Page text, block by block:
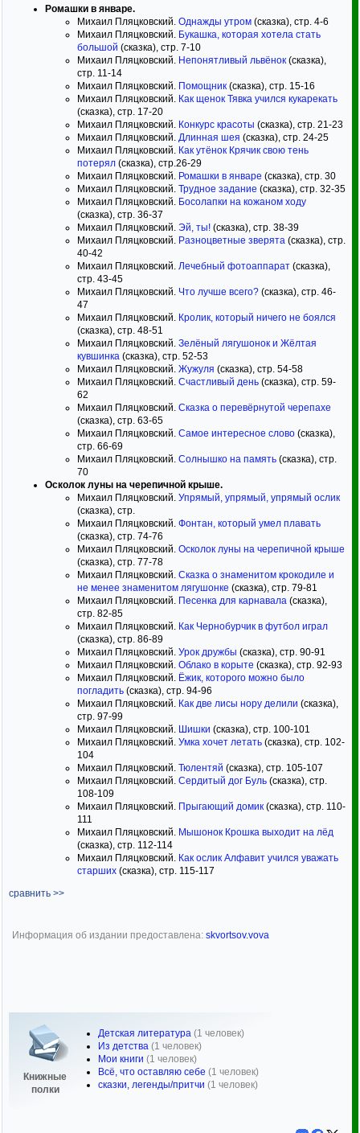
Ромашки в январе.
Михаил Пляцковский. Однажды утром (сказка), стр. 4-6
Михаил Пляцковский. Букашка, которая хотела стать
большой (сказка), стр. 7-10
Михаил Пляцковский. Непонятливый львёнок (сказка),
стр. 11-14
Михаил Пляцковский. Помощник (сказка), стр. 15-16
Михаил Пляцковский. Как щенок Тявка учился кукарекать
(сказка), стр. 17-20
Михаил Пляцковский. Конкурс красоты (сказка), стр. 21-23
Михаил Пляцковский. Длинная шея (сказка), стр. 24-25
Михаил Пляцковский. Как утёнок Крячик свою тень
потерял (сказка), стр.26-29
Михаил Пляцковский. Ромашки в январе (сказка), стр. 30
Михаил Пляцковский. Трудное задание (сказка), стр. 32-35
Михаил Пляцковский. Босолапки на кожаном ходу
(сказка), стр. 36-37
Михаил Пляцковский. Эй, ты! (сказка), стр. 38-39
Михаил Пляцковский. Разноцветные зверята (сказка), стр.
40-42
Михаил Пляцковский. Лечебный фотоаппарат (сказка),
стр. 43-45
Михаил Пляцковский. Что лучше всего? (сказка), стр. 46-
47
Михаил Пляцковский. Кролик, который ничего не боялся
(сказка), стр. 48-51
Михаил Пляцковский. Зелёный лягушонок и Жёлтая
кувшинка (сказка), стр. 52-53
Михаил Пляцковский. Жужуля (сказка), стр. 54-58
Михаил Пляцковский. Счастливый день (сказка), стр. 59-
62
Михаил Пляцковский. Сказка о перевёрнутой черепахе
(сказка), стр. 63-65
Михаил Пляцковский. Самое интересное слово (сказка),
стр. 66-69
Михаил Пляцковский. Солнышко на память (сказка), стр.
70
Осколок луны на черепичной крыше.
Михаил Пляцковский. Упрямый, упрямый, упрямый ослик
(сказка), стр.
Михаил Пляцковский. Фонтан, который умел плавать
(сказка), стр. 74-76
Михаил Пляцковский. Осколок луны на черепичной крыше
(сказка), стр. 77-78
Михаил Пляцковский. Сказка о знаменитом крокодиле и
не менее знаменитом лягушонке (сказка), стр. 79-81
Михаил Пляцковский. Песенка для карнавала (сказка),
стр. 82-85
Михаил Пляцковский. Как Чернобурчик в футбол играл
(сказка), стр. 86-89
Михаил Пляцковский. Урок дружбы (сказка), стр. 90-91
Михаил Пляцковский. Облако в корыте (сказка), стр. 92-93
Михаил Пляцковский. Ёжик, которого можно было
погладить (сказка), стр. 94-96
Михаил Пляцковский. Как две лисы нору делили (сказка),
стр. 97-99
Михаил Пляцковский. Шишки (сказка), стр. 100-101
Михаил Пляцковский. Умка хочет летать (сказка), стр. 102-
104
Михаил Пляцковский. Тюлентяй (сказка), стр. 105-107
Михаил Пляцковский. Сердитый дог Буль (сказка), стр.
108-109
Михаил Пляцковский. Прыгающий домик (сказка), стр. 110-
111
Михаил Пляцковский. Мышонок Крошка выходит на лёд
(сказка), стр. 112-114
Михаил Пляцковский. Как ослик Алфавит учился уважать
старших (сказка), стр. 115-117
сравнить >>
Информация об издании предоставлена: skvortsov.vova
Книжные
полки
Детская литература (1 человек)
Из детства (1 человек)
Мои книги (1 человек)
Всё, что оставляю себе (1 человек)
сказки, легенды/притчи (1 человек)